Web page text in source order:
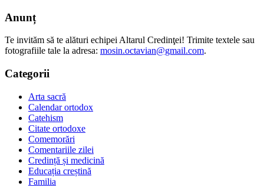
Anunț
Te invităm să te alături echipei Altarul Credinţei! Trimite textele sau
fotografiile tale la adresa: mosin.octavian@gmail.com.
Categorii
Arta sacră
Calendar ortodox
Catehism
Citate ortodoxe
Comemorări
Comentariile zilei
Credință și medicină
Educația creștină
Familia